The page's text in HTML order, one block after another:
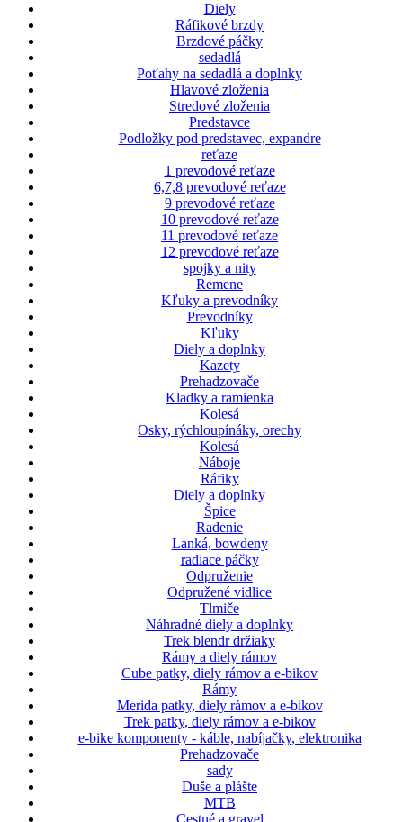
Diely
Ráfikové brzdy
Brzdové páčky
sedadlá
Poťahy na sedadlá a doplnky
Hlavové zloženia
Stredové zloženia
Predstavce
Podložky pod predstavec, expandre
reťaze
1 prevodové reťaze
6,7,8 prevodové reťaze
9 prevodové reťaze
10 prevodové reťaze
11 prevodové reťaze
12 prevodové reťaze
spojky a nity
Remene
Kľuky a prevodníky
Prevodníky
Kľuky
Diely a doplnky
Kazety
Prehadzovače
Kladky a ramienka
Kolesá
Osky, rýchloupínáky, orechy
Kolesá
Náboje
Ráfiky
Diely a doplnky
Špice
Radenie
Lanká, bowdeny
radiace páčky
Odpruženie
Odpružené vidlice
Tlmiče
Náhradné diely a doplnky
Trek blendr držiaky
Rámy a diely rámov
Cube patky, diely rámov a e-bikov
Rámy
Merida patky, diely rámov a e-bikov
Trek patky, diely rámov a e-bikov
e-bike komponenty - káble, nabíjačky, elektronika
Prehadzovače
sady
Duše a plášte
MTB
Cestné a gravel